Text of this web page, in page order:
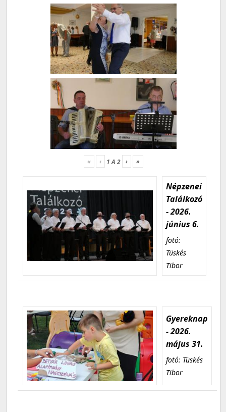
« ‹ 1A2 › »
Népzenei
Találkozó
- 2026.
június 6.
fotó:
Tüskés
Tibor
Gyereknap
- 2026.
május 31.
fotó: Tüskés
Tibor